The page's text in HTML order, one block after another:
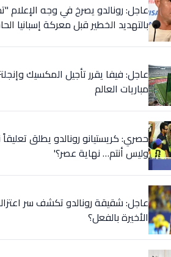
بالتهديد الخطير قبل معركة إسبانيا
عاجل: فيفا يقرر تأجيل المكسيك
مباريات العالم
حصري: كريستيانو رونالدو يطلق
وليس أنتم… نهاية عصر؟'
عاجل: شقيقة رونالدو تكشف سر
الأخيرة بالفعل؟